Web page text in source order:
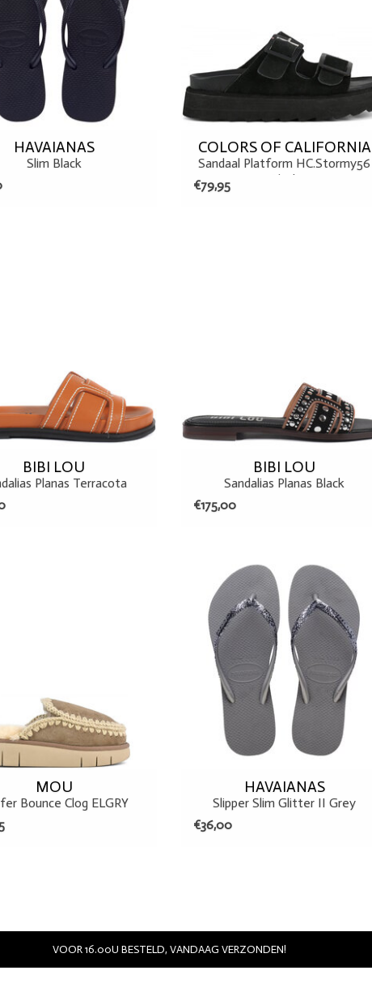
HAVAIANAS
Slim Black
COLORS OF CALIFORNIA
Sandaal Platform HC.Stormy56
Black
€79,95
BIBI LOU
Planas Terracota
BIBI LOU
Sandalias Planas Black
€175,00
MOU
Bounce Clog ELGRY
HAVAIANAS
Slipper Slim Glitter II Grey
€36,00
VOOR 16.00U BESTELD, VANDAAG VERZONDEN!